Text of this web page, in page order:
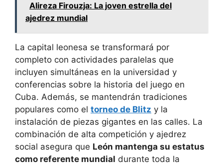
Alireza Firouzja: La joven estrella del
ajedrez mundial
La capital leonesa se transformará por
completo con actividades paralelas que
incluyen simultáneas en la universidad y
conferencias sobre la historia del juego en
Cuba. Además, se mantendrán tradiciones
populares como el torneo de Blitz y la
instalación de piezas gigantes en las calles. La
combinación de alta competición y ajedrez
social asegura que León mantenga su estatus
como referente mundial durante toda la